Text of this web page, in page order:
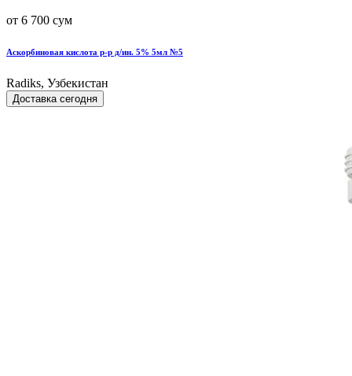
от 6 700 сум
Аскорбиновая кислота р-р д/ин. 5% 5мл №5
Radiks, Узбекистан
Доставка сегодня